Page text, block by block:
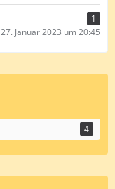
1
27. Januar 2023 um 20:45
4